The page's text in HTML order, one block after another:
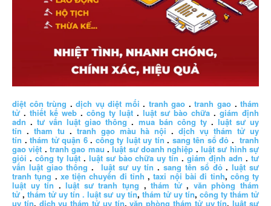
diệt côn trùng .dịch vụ diệt mối . tranh gao .tranh gao .thám
tử. thiết kế web . công ty luật . luật sư bào chữa .giám định
adn .tư vấn luật giao thông. mua bán công ty. luật sư uy
tín . tham tu .tranh gạo màu hà nội .dịch vụ thám tử uy
tín .thám tử quận 6. công ty luật uy tín . sang tên sổ đỏ .tranh
gao việt .tranh gao mau .luật sư doanh nghiệp .luật sư hình sự
giỏi . công ty luật. luật sư bào chữa uy tín .giám định adn .tư
vấn luật giao thông .luật sư uy tín .sang tên sổ đỏ.luật sư
tranh tụng . xe tiện chuyến đi tỉnh ,taxi nội bài đi tỉnh, công ty
luật uy tín .luật sư tranh tụng ,thám tử, văn phòng thám
tử,thám tử uy tín . luật sư uy tín, thám tử uy tín, công ty thám tử
uy tín, dịch vụ thám tử uy tín,văn phòng thám tử uy tín,luật sư